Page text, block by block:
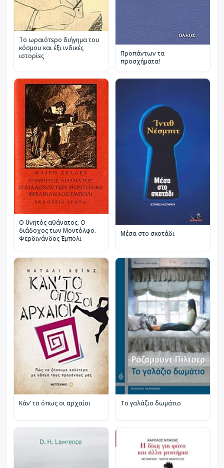
Το ωραιότερο διήγημα του
κόσμου και έξι ινδικές
ιστορίες
Προπάντων τα
προσχήματα!
Ο θνητός αθάνατος. Ο
διάδοχος των Μοντόλφο.
Φερδινάνδος Έμπολι
Μέσα στο σκοτάδι
Κάν’ το όπως οι αρχαίοι Το γαλάζιο δωμάτιο